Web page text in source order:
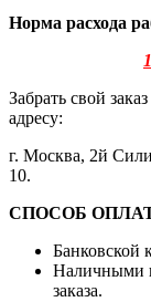
Норма расхода
Забрать свой
адресу:
г. Москва, 2й
10.
СПОСОБ
Банковской
Наличными
заказа.